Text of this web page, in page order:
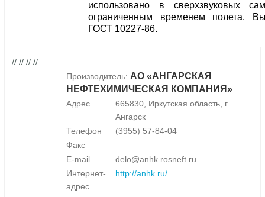
использовано в сверхзвуковых
ограниченным временем полета.
ГОСТ 10227-86.
// // // //
Производитель: АО «АНГАРСКАЯ
НЕФТЕХИМИЧЕСКАЯ КОМПАНИЯ»
Адрес
665830, Иркутская область, г.
Ангарск
Телефон
(3955) 57-84-04
Факс
E-mail
delo@anhk.rosneft.ru
Интернет-
адрес
http://anhk.ru/